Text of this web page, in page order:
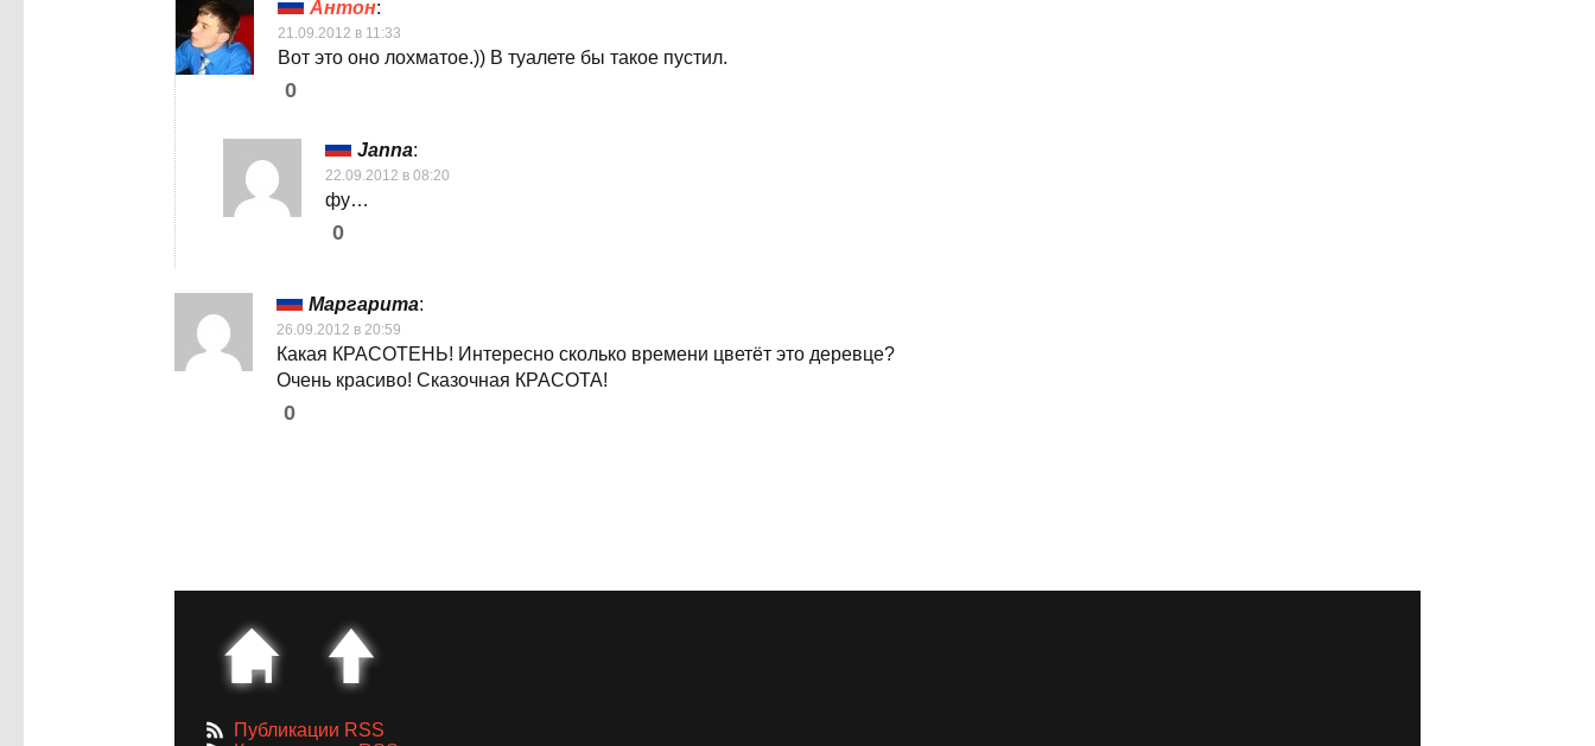
Антон:
21.09.2012 в 11:33
Вот это оно лохматое.)) В туалете бы такое пустил.
0
Janna:
22.09.2012 в 08:20
фу…
0
Маргарита:
26.09.2012 в 20:59
Какая КРАСОТЕНЬ! Интересно сколько времени цветёт это деревце?
Очень красиво! Сказочная КРАСОТА!
0
Публикации RSS